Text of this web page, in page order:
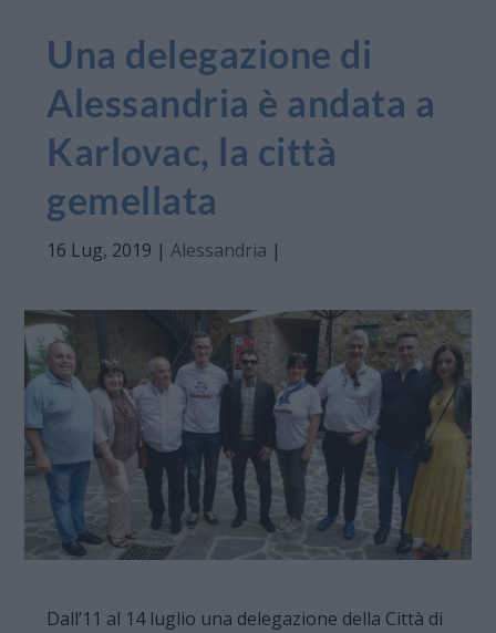
Una delegazione di
Alessandria è andata a
Karlovac, la città
gemellata
16 Lug, 2019 |Alessandria |
Dall’11 al 14 luglio una delegazione della Città di